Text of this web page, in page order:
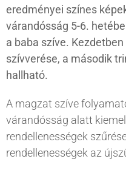
eredményei színes
várandósság 5-6.
a baba szíve.
szívverése, a második
hallható.
A magzat szíve
várandósság alatt
rendellenességek
rendellenességek az